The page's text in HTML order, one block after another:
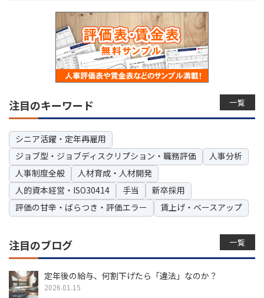
一覧
注目のキーワード
シニア活躍・定年再雇用
ジョブ型・ジョブディスクリプション・職務評価
人事分析
人事制度全般
人材育成・人材開発
人的資本経営・ISO30414
手当
新卒採用
評価の甘辛・ばらつき・評価エラー
賃上げ・ベースアップ
一覧
注目のブログ
定年後の給与、何割下げたら「違法」なのか？
2026.01.15